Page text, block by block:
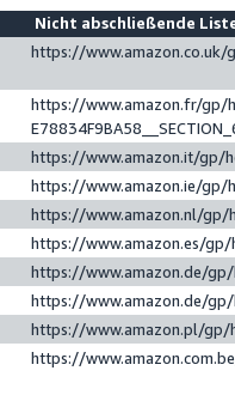
Nicht abschließende
https://
https://www.amazon.fr/gp/
https://www.amazon.it/gp/
https://www.amazon.ie/gp/
https://www.amazon.nl/gp/
https://www.amazon.es/
https://www.amazon.de/
https://www.amazon.de/
https://www.amazon.pl/gp/
https://